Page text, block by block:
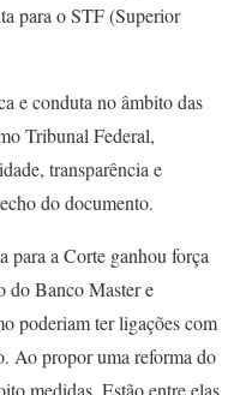
para o STF (Superior
e conduta no âmbito das
Tribunal Federal,
transparência e
do documento.
para a Corte ganhou força
do Banco Master e
poderiam ter ligações com
Ao propor uma reforma do
medidas. Estão entre elas